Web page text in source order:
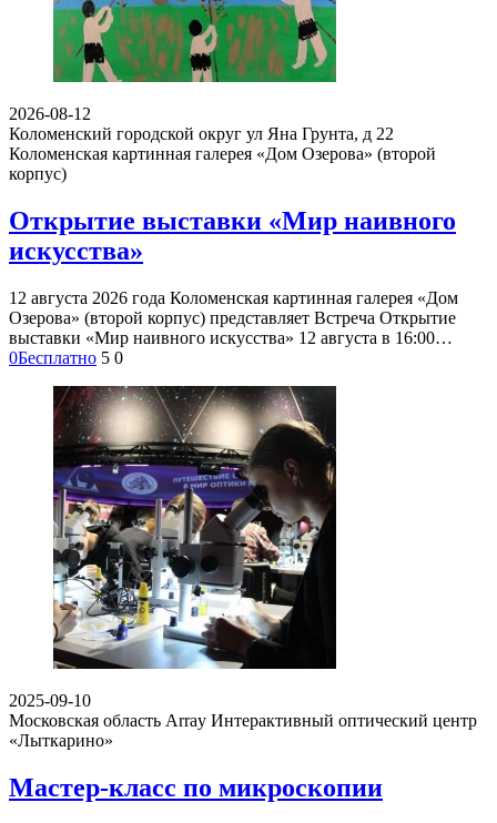
2026-08-12
Коломенский городской округ ул Яна Грунта, д 22
Коломенская картинная галерея «Дом Озерова» (второй
корпус)
Открытие выставки «Мир наивного
искусства»
12 августа 2026 года Коломенская картинная галерея «Дом
Озерова» (второй корпус) представляет Встреча Открытие
выставки «Мир наивного искусства» 12 августа в 16:00…
0Бесплатно 5 0
2025-09-10
Московская область Array Интерактивный оптический центр
«Лыткарино»
Мастер-класс по микроскопии